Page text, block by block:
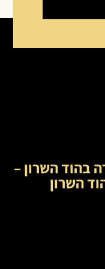
בהוד השרון –
השרון